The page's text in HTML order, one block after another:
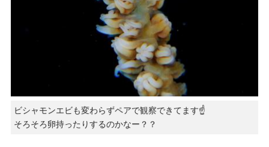
ビシャモンエビも変わらずペアで観察できてます☝️
そろそろ卵持ったりするのかなー？？